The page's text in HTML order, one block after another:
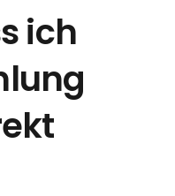
ich